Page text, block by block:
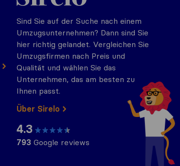
Sind Sie auf der Suche nach einem
Umzugsunternehmen? Dann sind Sie
hier richtig gelandet. Vergleichen Sie
Umzugsfirmen nach Preis und
Qualität und wählen Sie das
Unternehmen, das am besten zu
Ihnen passt.
Über Sirelo
4.3
793 Google reviews